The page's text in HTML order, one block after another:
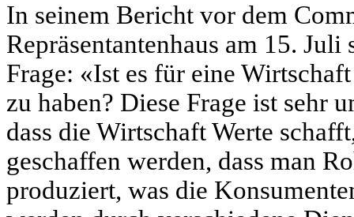
In seinem Bericht vor dem
Repräsentantenhaus am 15.
Frage: «Ist es für eine
zu haben? Diese Frage ist sehr
dass die Wirtschaft Werte
geschaffen werden, dass man
produziert, was die